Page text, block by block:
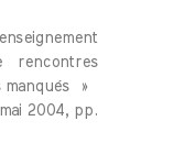
rencontres
manqués »
2004, pp.